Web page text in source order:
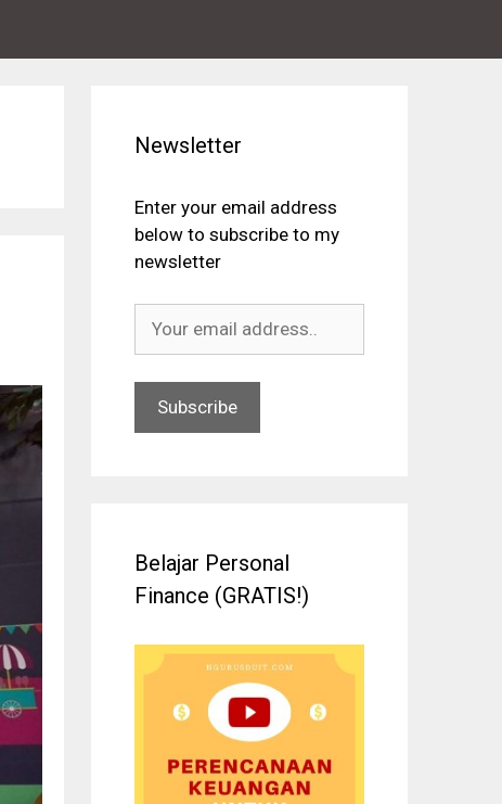
Newsletter
Enter your email address
below to subscribe to my
newsletter
Belajar Personal
Finance (GRATIS!)